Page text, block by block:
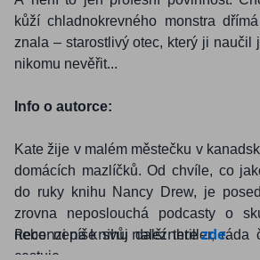
kůží chladnokrevného monstra
znala – starostlivý otec, který ji naučil
nikomu nevěřit...
Info o autorce:
Kate žije v malém městečku v
domácích mazlíčků. Od chvíle, co
do ruky knihu Nancy Drew, je
zrovna neposlouchá podcasty o
nebo nepíše svůj další thriller, ráda
cestuje
Recenzi na knihu naleznetezde.